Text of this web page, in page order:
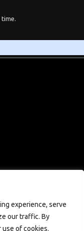
experience, serve
our traffic. By
of cookies.
time.